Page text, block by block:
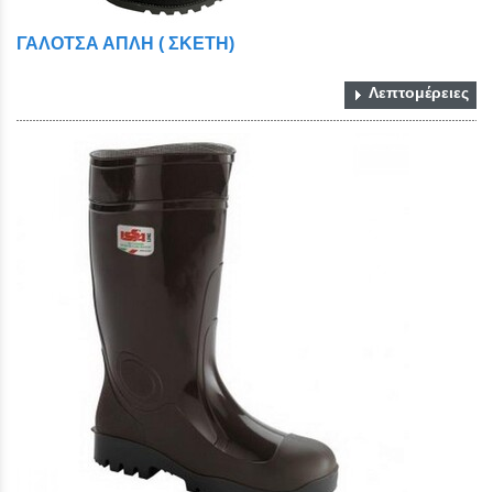
ΓΑΛΟΤΣΑ ΑΠΛΗ ( ΣΚΕΤΗ)
Λεπτομέρειες